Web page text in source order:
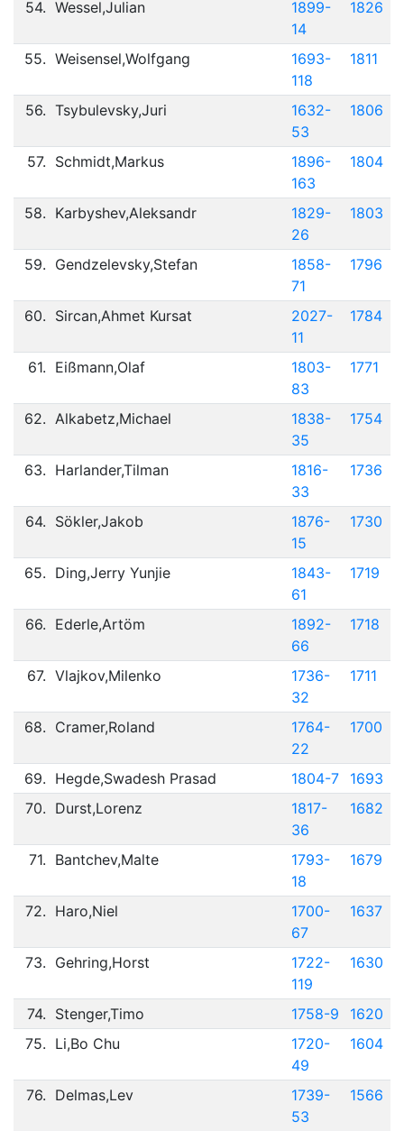
54. Wessel,Julian
1899-
14
1826
55. Weisensel,Wolfgang
1693-
118
1811
56. Tsybulevsky,Juri
1632-
53
1806
57. Schmidt,Markus
1896-
163
1804
58. Karbyshev,Aleksandr
1829-
26
1803
59. Gendzelevsky,Stefan
1858-
71
1796
60. Sircan,Ahmet Kursat
2027-
11
1784
61. Eißmann,Olaf
1803-
83
1771
62. Alkabetz,Michael
1838-
35
1754
63. Harlander,Tilman
1816-
33
1736
64. Sökler,Jakob
1876-
15
1730
65. Ding,Jerry Yunjie
1843-
61
1719
66. Ederle,Artöm
1892-
66
1718
67. Vlajkov,Milenko
1736-
32
1711
68. Cramer,Roland
1764-
22
1700
69. Hegde,Swadesh Prasad 1804-7
1693
70. Durst,Lorenz
1817-
36
1682
71. Bantchev,Malte
1793-
18
1679
72. Haro,Niel
1700-
67
1637
73. Gehring,Horst
1722-
119
1630
74. Stenger,Timo 1758-9
1620
75. Li,Bo Chu
1720-
49
1604
76. Delmas,Lev
1739-
53
1566